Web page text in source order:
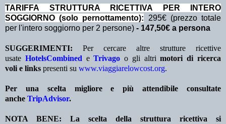
TA RIFFA STRUTTURA RICETTIVA PER INTERO
SOGGIORNO (solo pernottamento): 295€ (prezzo totale
per l'intero soggiorno per 2 persone) - 147,50€ a persona
SUGGERIMENTI: Per cercare altre strutture ricettive
usate HotelsCombined eTrivago o gli altrimotori di ricerca
voli e links presenti su www.viaggiarelowcost.org.
Per una scelta migliore e più attendibile consultate
anche TripAdvisor.
NOTA BENE: La scelta della struttura ricettiva si